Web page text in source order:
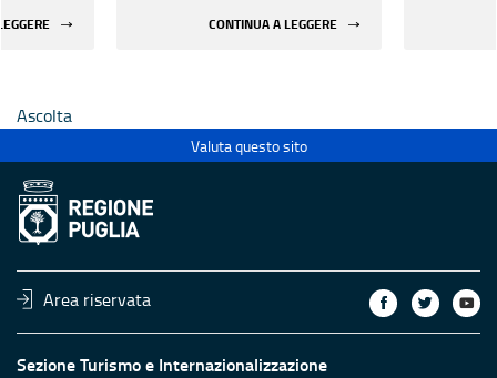
CONTINUA A LEGGERE
Ascolta
Valuta questo sito
Area riservata
Sezione Turismo e Internazionalizzazione